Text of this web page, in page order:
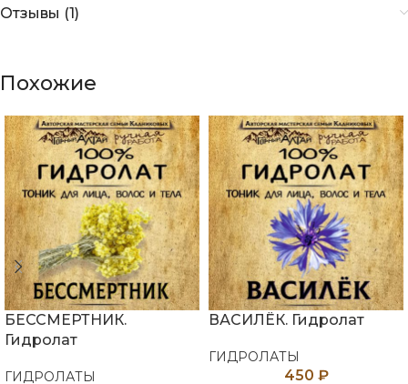
Отзывы (1)
Похожие
БЕССМЕРТНИК.
Гидролат
ГИДРОЛАТЫ
ВАСИЛЁК. Гидролат
ГИДРОЛАТЫ
450 ₽